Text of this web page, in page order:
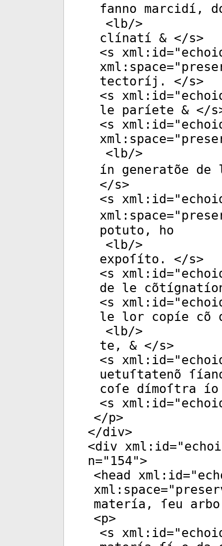
fanno marcidí,
<lb/>
clínatí & </s>
<s xml:id="
xml:space="
tectoríj. </s>
<s xml:id="
le paríete & </s
<s xml:id="
xml:space="
<lb/>
ín generatõe
</s>
<s xml:id="
xml:space="
potuto, ho
<lb/>
expoſíto. </s>
<s xml:id="
de le
<s xml:id="
le lor copíe cõ
<lb/>
te, & </s>
<s xml:id="
uetuſtatenõ
coſe dímoſtra
<s xml:id="
</p>
</div>
<div xml:id="
n=" 154">
<head xml:id="
xml:space="
matería, ſeu
<p>
<s xml:id="